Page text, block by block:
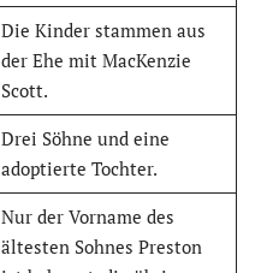
Die Kinder stammen aus
der Ehe mit MacKenzie
Scott.
Drei Söhne und eine
adoptierte Tochter.
Nur der Vorname des
ältesten Sohnes Preston